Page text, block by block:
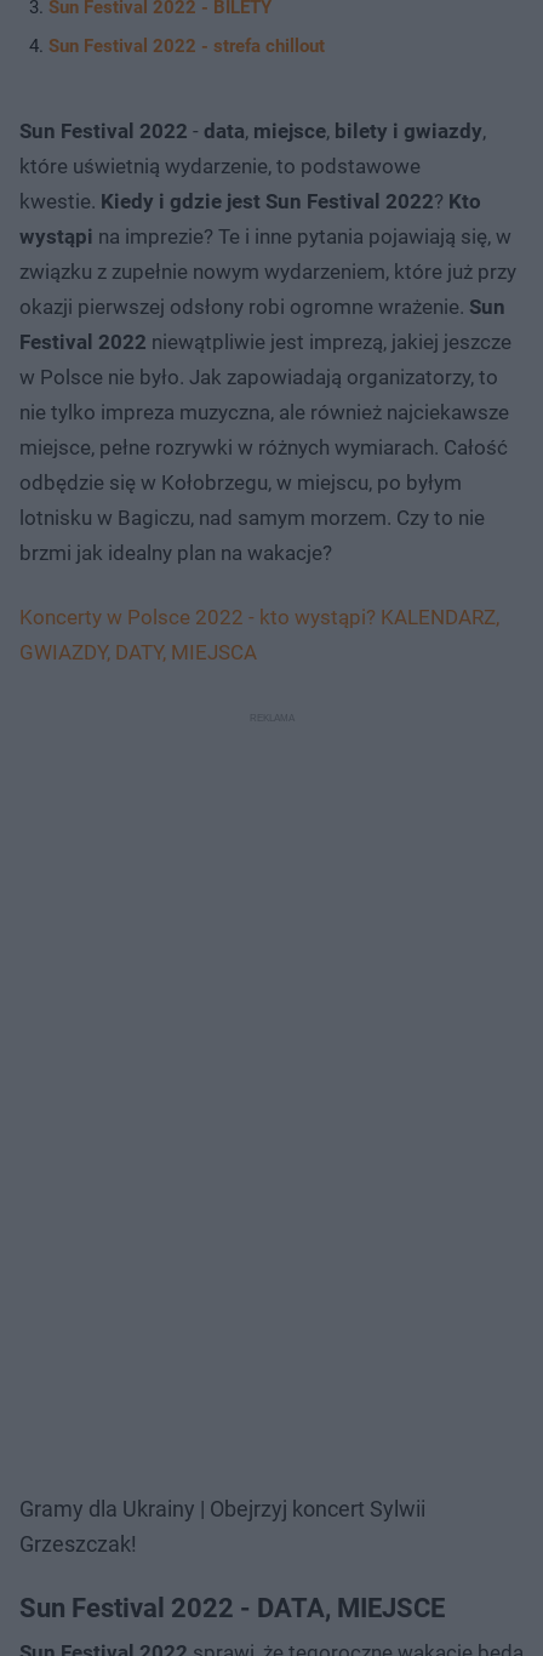
Sun Festival 2022 - BILETY
Sun Festival 2022 - strefa chillout
Sun Festival 2022 - data, miejsce, bilety i gwiazdy,
które uświetnią wydarzenie, to podstawowe
kwestie. Kiedy i gdzie jest Sun Festival 2022? Kto
wystąpi na imprezie? Te i inne pytania pojawiają się, w
związku z zupełnie nowym wydarzeniem, które już przy
okazji pierwszej odsłony robi ogromne wrażenie. Sun
Festival 2022 niewątpliwie jest imprezą, jakiej jeszcze
w Polsce nie było. Jak zapowiadają organizatorzy, to
nie tylko impreza muzyczna, ale również najciekawsze
miejsce, pełne rozrywki w różnych wymiarach. Całość
odbędzie się w Kołobrzegu, w miejscu, po byłym
lotnisku w Bagiczu, nad samym morzem. Czy to nie
brzmi jak idealny plan na wakacje?
Koncerty w Polsce 2022 - kto wystąpi? KALENDARZ,
GWIAZDY, DATY, MIEJSCA
Gramy dla Ukrainy | Obejrzyj koncert Sylwii
Grzeszczak!
Sun Festival 2022 - DATA, MIEJSCE